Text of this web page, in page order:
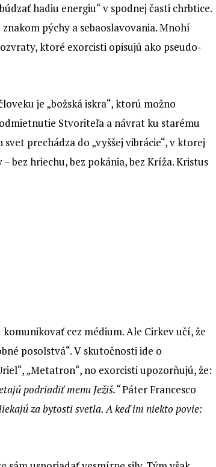
hadiu energiu“ v spodnej časti chrbtice.
pýchy a sebaoslavovania. Mnohí
ktoré exorcisti opisujú ako pseudo-
je „božská iskra“, ktorú možno
Stvoriteľa a návrat ku starému
prechádza do „vyššej vibrácie“, v ktorej
bez hriechu, bez pokánia, bez Kríža. Kristus
cez médium. Ale Cirkev učí, že
posolstvá“. V skutočnosti ide o
„Metatron“, no exorcisti upozorňujú, že:
podriadiť menu Ježiš.“Páter Francesco
za bytosti svetla. A keď im niekto povie: